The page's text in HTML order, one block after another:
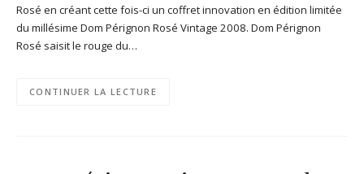
Rosé en créant cette fois-ci un coffret innovation en édition limitée
du millésime Dom Pérignon Rosé Vintage 2008. Dom Pérignon
Rosé saisit le rouge du…
CONTINUER LA LECTURE